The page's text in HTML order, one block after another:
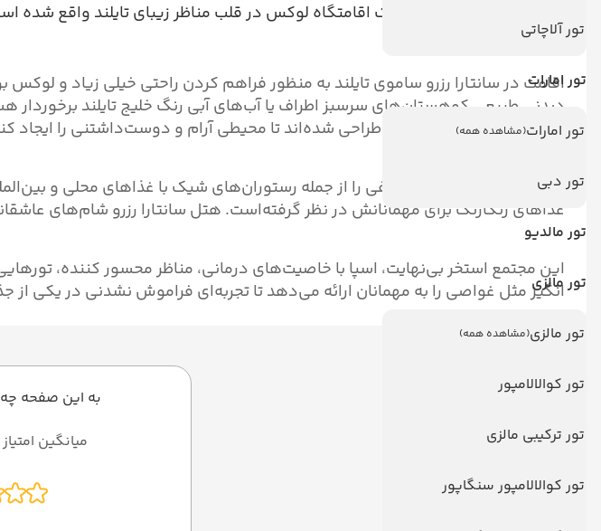
تور آلاچاتی
تور امارات
تور امارات(مشاهده همه)
تور دبی
تور مالدیو
تور مالزی
تور مالزی(مشاهده همه)
تور کوالالامپور
تور ترکیبی مالزی
تور کوالالامپور سنگاپور
سانتارا رزرو ساموی تایلند یک اقامتگاه لوکس در قلب مناظر زیبای تایلند واقع
مسافران فراهم می‌کند.
اقامت در سانتارا رزرو ساموی تایلند به منظور فراهم کردن راحتی خیلی زیاد و
دیدنی طبیعی کوهستان‌های سرسبز اطراف یا آب‌های آبی رنگ خلیج تایلند برخوردار
کنند، هر کدام از آنها طوری طراحی شده‌اند تا محیطی آرام و دوست‌داشتنی را ایجاد
این مجتمع گزینه‌های مختلفی را از جمله رستوران‌های شیک با غذاهای محلی و
غذاهای رنگارنگ برای مهمانانش در نظر گرفته‌است. هتل سانتارا رزرو شام‌های
این مجتمع استخر بی‌نهایت، اسپا با خاصیت‌های درمانی، مناظر محسور کننده،
انگیز مثل غواصی را به مهمانان ارائه می‌دهد تا تجربه‌ای فراموش نشدنی در یکی از
دیدگاه کاربران
به این صفحه
میانگین امتیاز 0 از 5 ( از 0 رای )